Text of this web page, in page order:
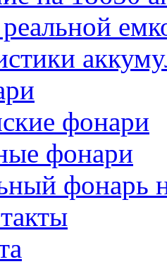
фонари
фонари
фонарь